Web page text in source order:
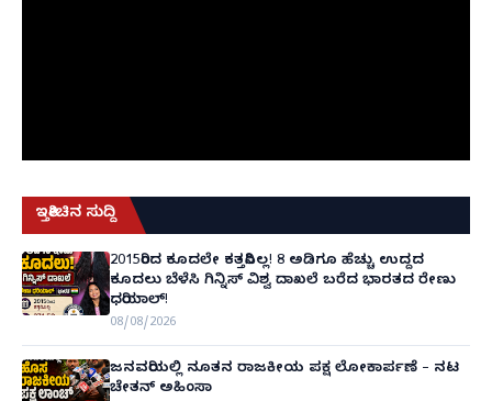
ಇತ್ತೀಚಿನ ಸುದ್ದಿ
2015ರಿಂದ ಕೂದಲೇ ಕತ್ತರಿಸಿಲ್ಲ! 8 ಅಡಿಗೂ ಹೆಚ್ಚು ಉದ್ದದ
ಕೂದಲು ಬೆಳೆಸಿ ಗಿನ್ನಿಸ್ ವಿಶ್ವ ದಾಖಲೆ ಬರೆದ ಭಾರತದ ರೇಣು
ಧರಿಯಾಲ್!
08/08/2026
ಜನವರಿಯಲ್ಲಿ ನೂತನ ರಾಜಕೀಯ ಪಕ್ಷ ಲೋಕಾರ್ಪಣೆ – ನಟ
ಚೇತನ್ ಅಹಿಂಸಾ